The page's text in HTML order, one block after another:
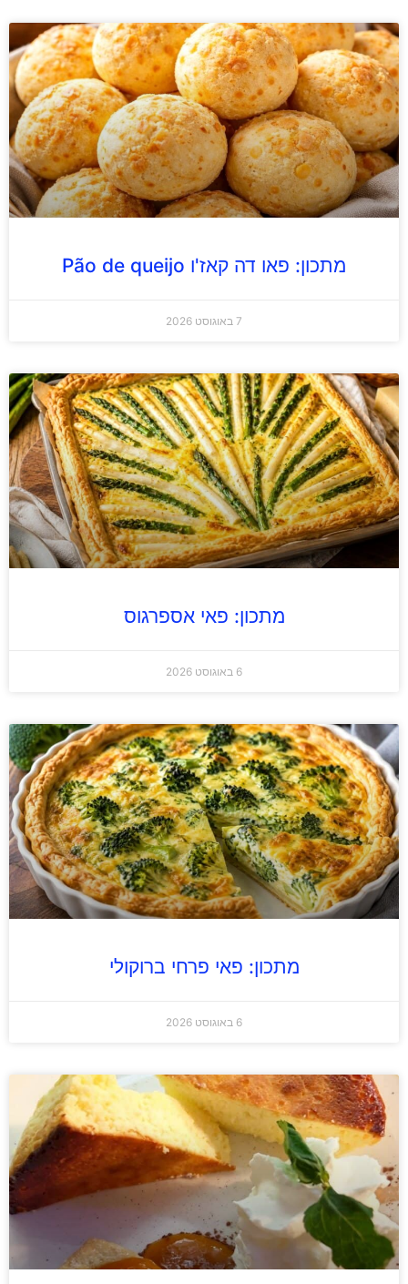
מתכון: פאו דה קאז'ו Pão de queijo
7 באוגוסט 2026
מתכון: פאי אספרגוס
6 באוגוסט 2026
מתכון: פאי פרחי ברוקולי
6 באוגוסט 2026